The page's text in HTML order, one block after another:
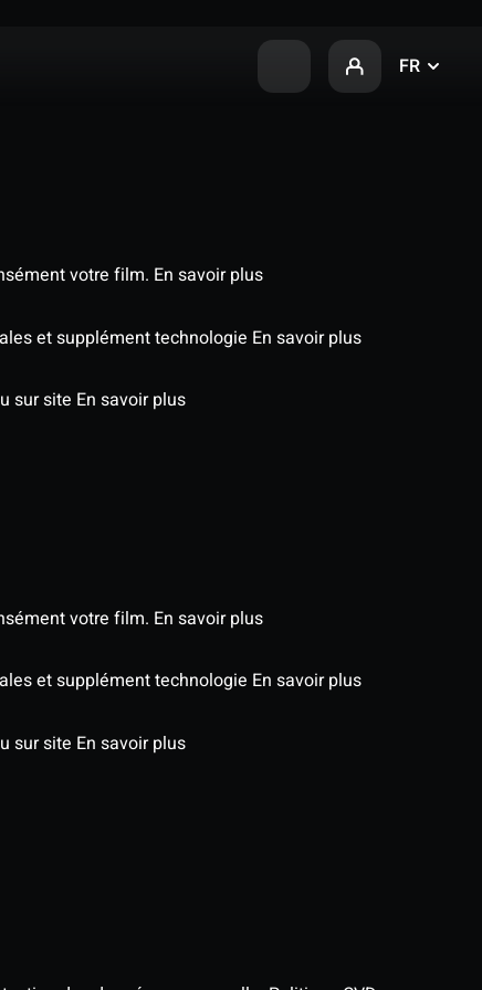
FR
votre film. En savoir plus
et supplément technologie En savoir plus
sur site En savoir plus
votre film. En savoir plus
et supplément technologie En savoir plus
sur site En savoir plus